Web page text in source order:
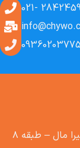
28424594 -
09360203775
نارمک – خیابان شهید اسماعیل بزرگیان – پالمیرا مال – طبقه ۸